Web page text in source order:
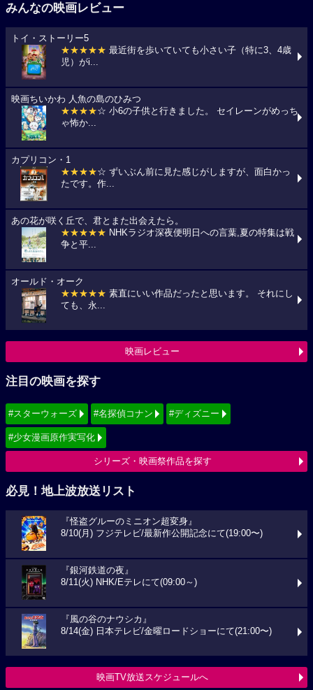
みんなの映画レビュー
トイ・ストーリー5
★★★★★ 最近街を歩いていても小さい子（特に3、4歳
児）がi...
映画ちいかわ 人魚の島のひみつ
★★★★☆ 小6の子供と行きました。 セイレーンがめっち
ゃ怖か...
カプリコン・1
★★★★☆ ずいぶん前に見た感じがしますが、面白かっ
たです。作...
あの花が咲く丘で、君とまた出会えたら。
★★★★★ NHKラジオ深夜便明日への言葉,夏の特集は戦
争と平...
オールド・オーク
★★★★★ 素直にいい作品だったと思います。 それにし
ても、永...
映画レビュー
注目の映画を探す
#スターウォーズ #名探偵コナン #ディズニー
#少女漫画原作実写化
シリーズ・映画祭作品を探す
必見！地上波放送リスト
『怪盗グルーのミニオン超変身』
8/10(月) フジテレビ/最新作公開記念にて(19:00〜)
『銀河鉄道の夜』
8/11(火) NHK/Eテレにて(09:00～)
『風の谷のナウシカ』
8/14(金) 日本テレビ/金曜ロードショーにて(21:00〜)
映画TV放送スケジュールへ